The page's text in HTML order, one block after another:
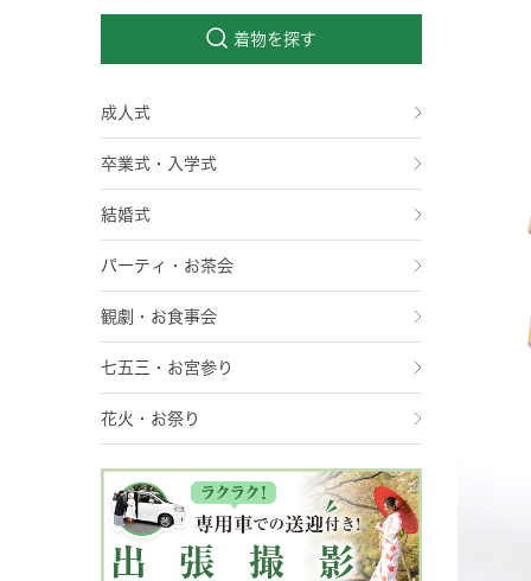
着物を探す
成人式
卒業式・入学式
結婚式
パーティ・お茶会
観劇・お食事会
七五三・お宮参り
花火・お祭り